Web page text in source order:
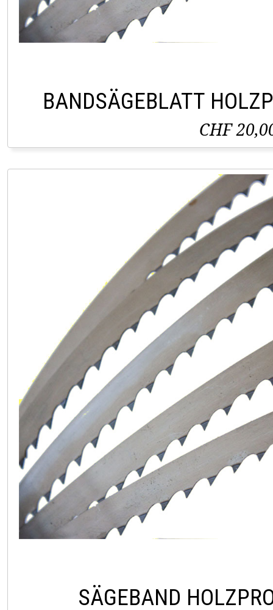
BANDSÄGEBLATT
CHF
SÄGEBAND